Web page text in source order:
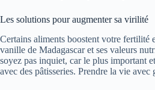
Les solutions pour augmenter sa virilité
Certains aliments boostent votre fertilité
vanille de Madagascar et ses valeurs
soyez pas inquiet, car le plus important
avec des pâtisseries. Prendre la vie avec